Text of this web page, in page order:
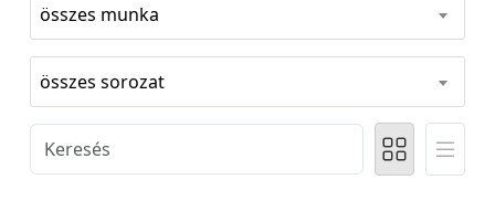
összes munka
összes sorozat